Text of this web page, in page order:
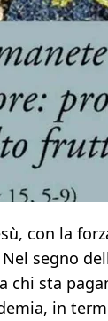
con la
segno
chi sta
in